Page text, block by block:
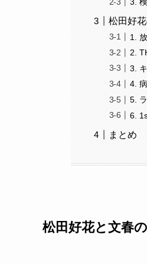
松田好
1.
2.
3.
4.
5.
6.
まとめ
松田好花と文春